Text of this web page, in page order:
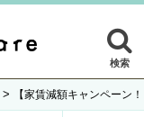
検索
> 【家賃減額キャンペーン